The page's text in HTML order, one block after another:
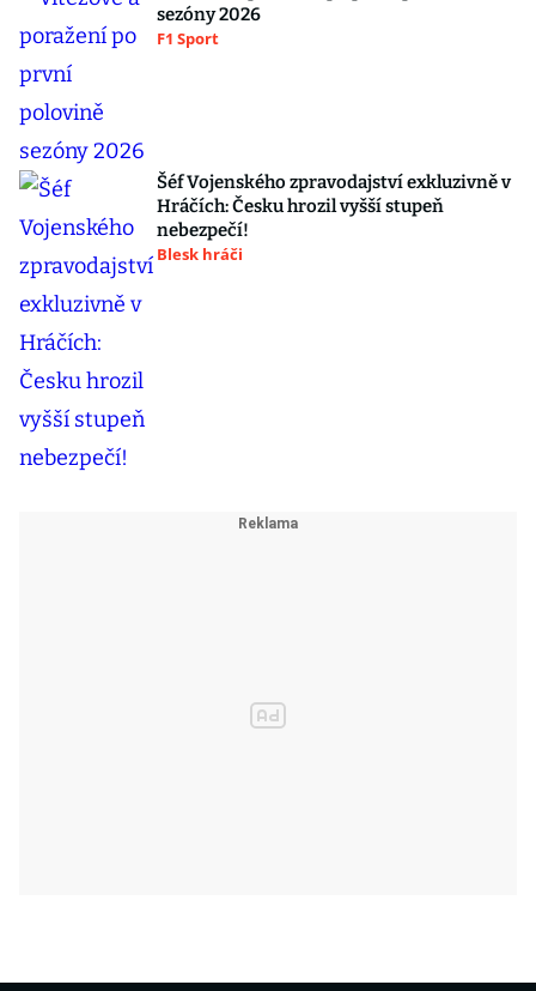
sezóny 2026
F1 Sport
Šéf Vojenského zpravodajství exkluzivně v
Hráčích: Česku hrozil vyšší stupeň
nebezpečí!
Blesk hráči